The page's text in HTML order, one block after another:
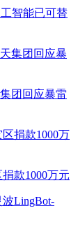
智能已可替
团回应暴雷
款1000万元